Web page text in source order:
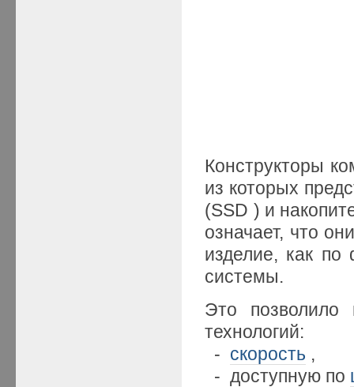
Конструкторы
из которых
(SSD ) и
означает, что
изделие, как
системы.
Это позволило
технологий:
- скорость ,
- доступную по